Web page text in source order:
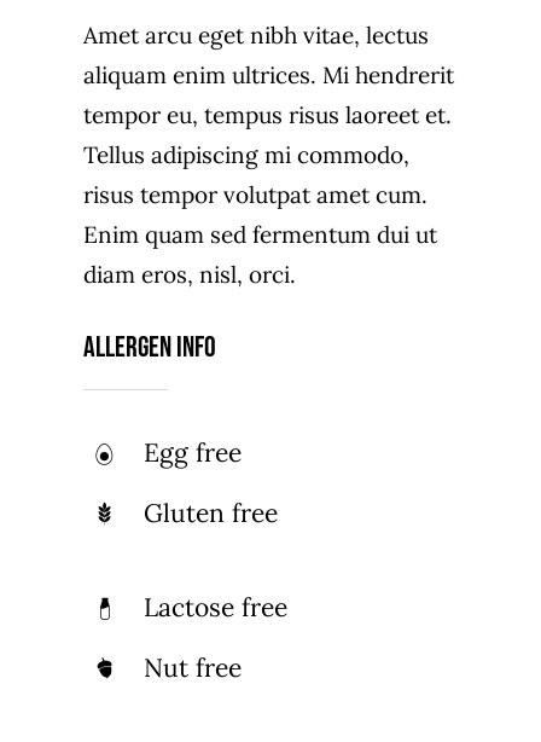
Amet arcu eget nibh vitae, lectus
aliquam enim ultrices. Mi hendrerit
tempor eu, tempus risus laoreet et.
Tellus adipiscing mi commodo,
risus tempor volutpat amet cum.
Enim quam sed fermentum dui ut
diam eros, nisl, orci.
Allergen Info
Egg free
Gluten free
Lactose free
Nut free